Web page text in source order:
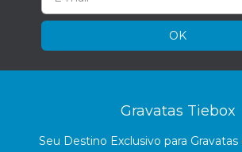
Gravatas Tiebox
Seu Destino Exclusivo para Gravatas